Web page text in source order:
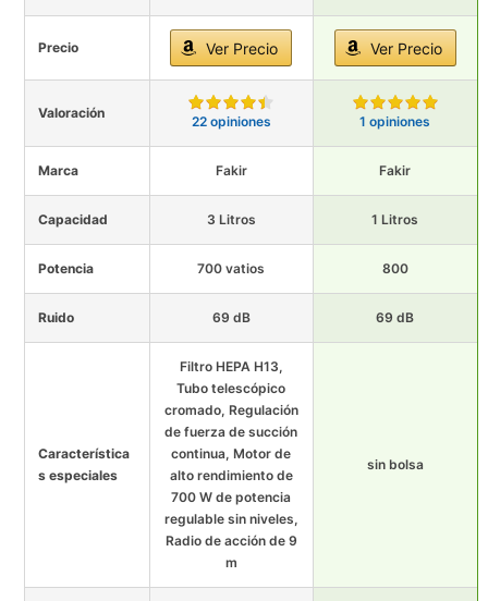
Precio Ver Precio Ver Precio
Valoración
22 opiniones 1 opiniones
Marca Fakir Fakir
Capacidad 3 Litros 1 Litros
Potencia 700 vatios 800
Ruido 69 dB 69 dB
Característica
s especiales
Filtro HEPA H13,
Tubo telescópico
cromado, Regulación
de fuerza de succión
continua, Motor de
alto rendimiento de
700 W de potencia
regulable sin niveles,
Radio de acción de 9
m
sin bolsa